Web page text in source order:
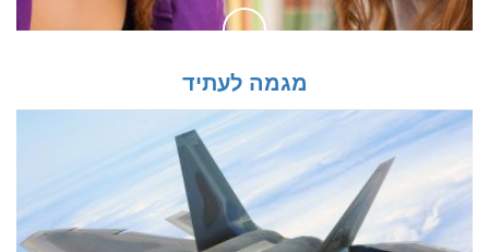
מגמה לעתיד